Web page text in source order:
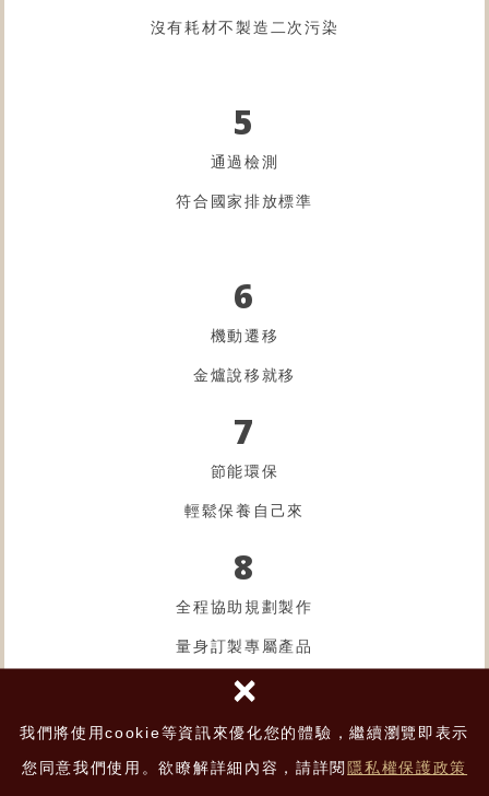
我們將使用cookie等資訊來優化您的體驗，繼續瀏覽即表示
您同意我們使用。欲瞭解詳細內容，請詳閱 隱私權保護政策
×
沒有耗材不製造二次污染
5
通過檢測
符合國家排放標準
6
機動遷移
金爐說移就移
7
節能環保
輕鬆保養自己來
8
全程協助規劃製作
量身訂製專屬產品
9
敦親睦鄰
預算全由您決定